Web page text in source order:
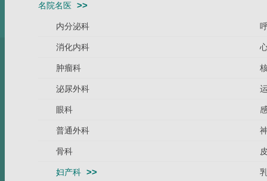
名院名医
内分泌科
消化内科
肿瘤科
泌尿外科
眼科
普通外科
骨科
妇产科